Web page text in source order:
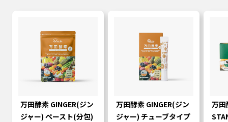
万田酵素 GINGER(ジン
ジャー) ペースト(分包)
万田酵素 GINGER(ジン
ジャー) チューブタイプ
万田